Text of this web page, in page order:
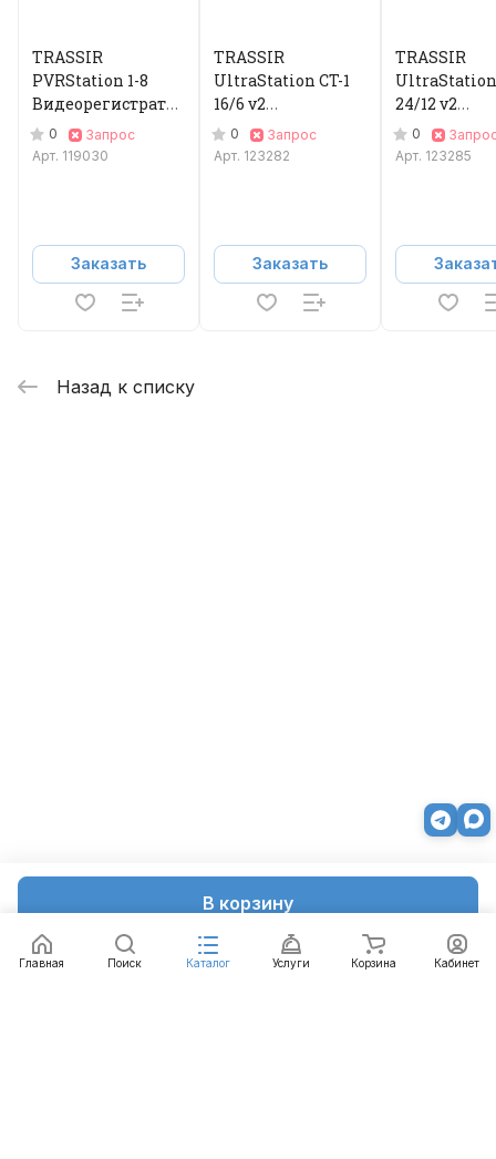
В корзину
TRASSIR
PVRStation 1-8
Видеорегистратор
IP 0
Запрос
Арт. 119030
Заказать
TRASSIR
UltraStation CT-1
16/6 v2
Видеорегистратор
IP
0
Запрос
Арт. 123282
Заказать
TRASSIR
UltraStation
24/12 v2
IP
0
Арт. 123285
Назад к списку
Главная Поиск Каталог Услуги Корзина Кабинет